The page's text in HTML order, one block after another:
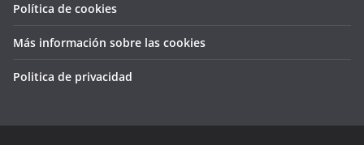
Política de cookies
Más información sobre las cookies
Politica de privacidad